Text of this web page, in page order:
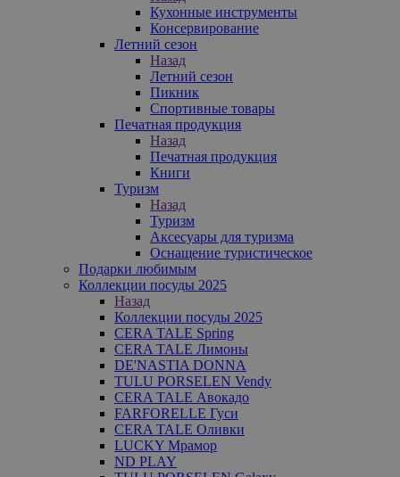
Кухонные инструменты
Консервирование
Летний сезон
Назад
Летний сезон
Пикник
Спортивные товары
Печатная продукция
Назад
Печатная продукция
Книги
Туризм
Назад
Туризм
Аксесуары для туризма
Оснащение туристическое
Подарки любимым
Коллекции посуды 2025
Назад
Коллекции посуды 2025
CERA TALE Spring
CERA TALE Лимоны
DE'NASTIA DONNA
TULU PORSELEN Vendy
CERA TALE Авокадо
FARFORELLE Гуси
CERA TALE Оливки
LUCKY Мрамор
ND PLAY